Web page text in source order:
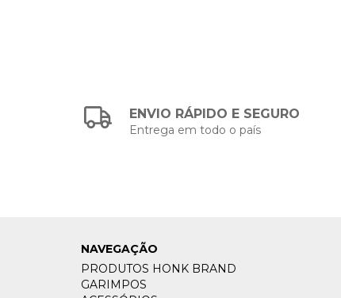
ENVIO RÁPIDO E SEGURO
Entrega em todo o país
NAVEGAÇÃO
PRODUTOS HONK BRAND
GARIMPOS